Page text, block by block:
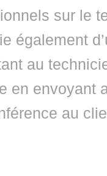
sur le
également
au
en envoyant
au